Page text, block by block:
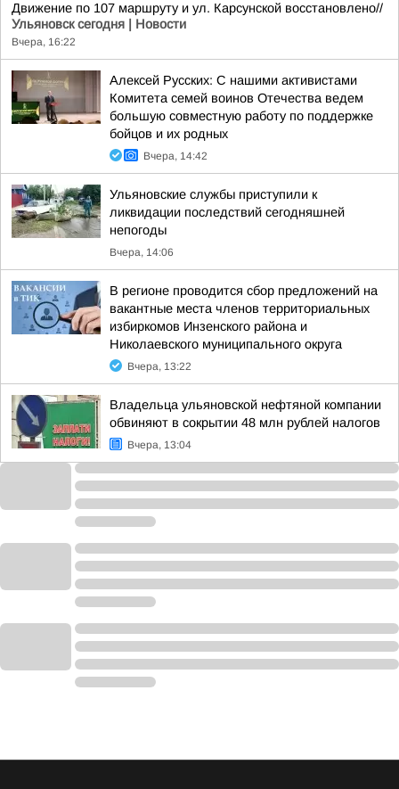
Движение по 107 маршруту и ул. Карсунской восстановлено//
Ульяновск сегодня | Новости
Вчера, 16:22
Алексей Русских: С нашими активистами
Комитета семей воинов Отечества ведем
большую совместную работу по поддержке
бойцов и их родных
Вчера, 14:42
Ульяновские службы приступили к
ликвидации последствий сегодняшней
непогоды
Вчера, 14:06
В регионе проводится сбор предложений на
вакантные места членов территориальных
избиркомов Инзенского района и
Николаевского муниципального округа
Вчера, 13:22
Владельца ульяновской нефтяной компании
обвиняют в сокрытии 48 млн рублей налогов
Вчера, 13:04